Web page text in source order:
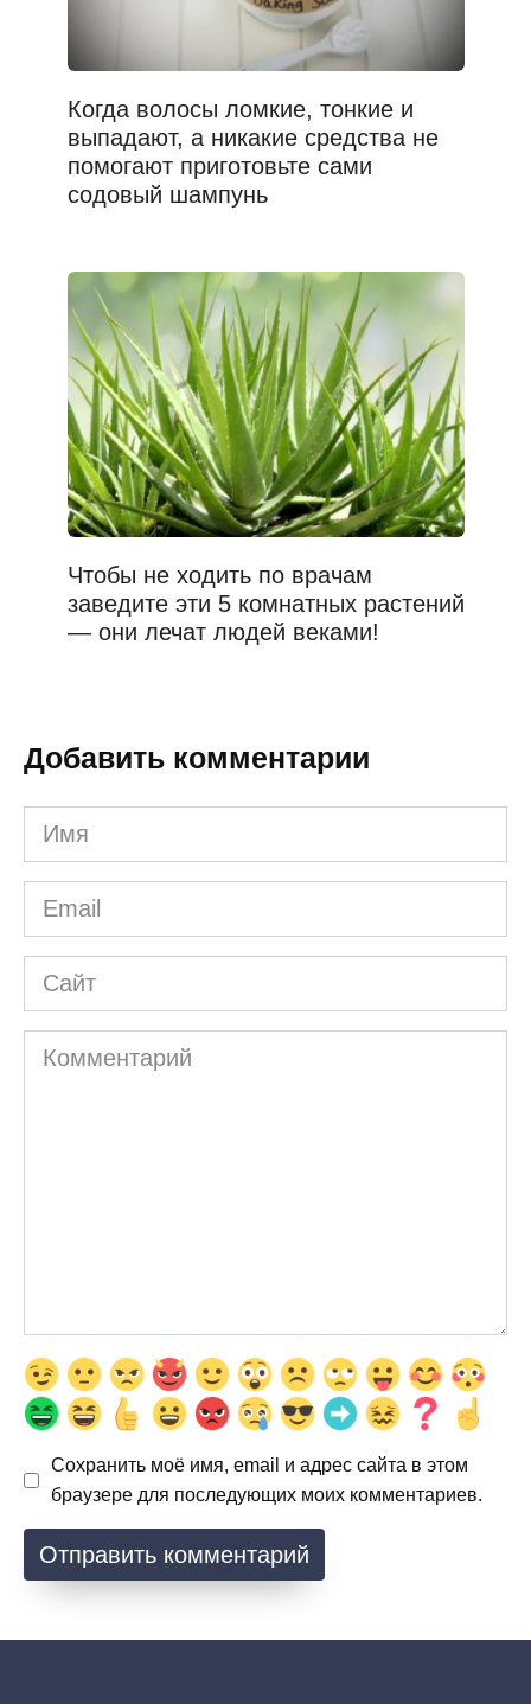
Когда волосы ломкие, тонкие и
выпадают, а никакие средства не
помогают приготовьте сами
содовый шампунь
Чтобы не ходить по врачам
заведите эти 5 комнатных растений
— они лечат людей веками!
Добавить комментарии
Имя
*
Email
*
Сайт
Комментарий
Сохранить моё имя, email и адрес сайта в этом
браузере для последующих моих комментариев.